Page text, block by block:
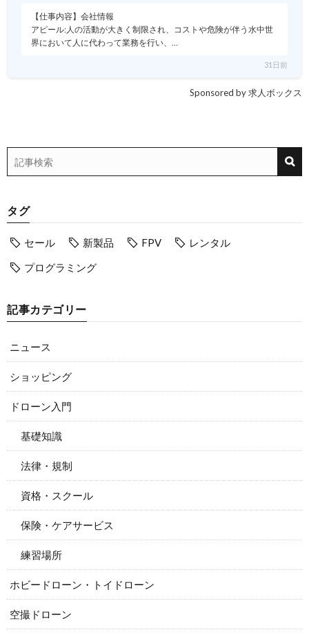
【仕事内容】会社情報
アピール:人の活動が大きく制限され、コストや危険が伴う水中世
界において人に代わって業務を行い、…
31日前
Sponsored by 求人ボックス
タグ
セール 新製品 FPV
レンタル
プログラミング
記事カテゴリー
ニュース
ショッピング
ドローン入門
基礎知識
法律・規制
資格・スクール
保険・ケアサービス
練習場所
ホビードローン・トイドローン
空撮ドローン